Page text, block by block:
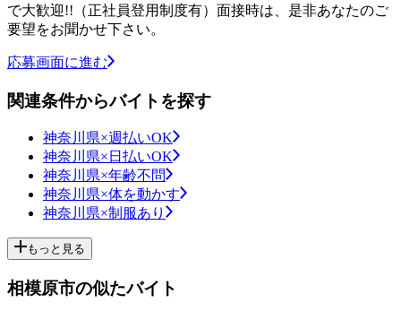
で大歓迎!!（正社員登用制度有）面接時は、是非あなたのご
要望をお聞かせ下さい。
応募画面に進む
関連条件からバイトを探す
神奈川県×週払いOK
神奈川県×日払いOK
神奈川県×年齢不問
神奈川県×体を動かす
神奈川県×制服あり
もっと見る
相模原市の似たバイト